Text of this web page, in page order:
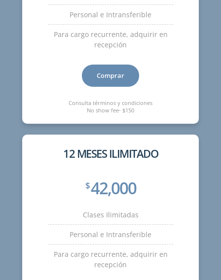
Personal e Intransferible
Para cargo recurrente, adquirir en
recepción
Comprar
Consulta términos y condiciones
No show fee- $150
12 MESES ILIMITADO
$42,000
Clases Ilimitadas
Personal e Intransferible
Para cargo recurrente, adquirir en
recepción